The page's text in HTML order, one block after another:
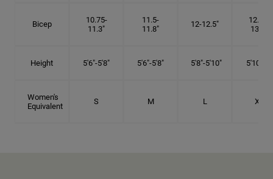
Bicep
10.75-
11.3"
11.5-
11.8"
12-12.5"
12.75-
13.3"
Height 5'6"-5'8" 5'6"-5'8" 5'8"-5'10" 5'10"- 6'
Women's
Equivalent
S M L XL